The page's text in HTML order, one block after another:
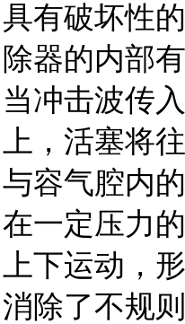
具有破坏性
除器的内部
当冲击波传
上，活塞将
与容气腔内
在一定压力
上下运动，
消除了不规